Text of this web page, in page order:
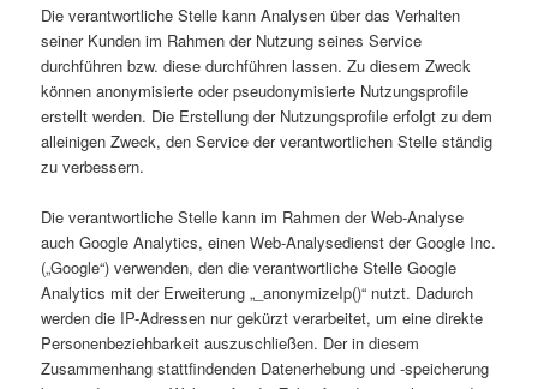
Die verantwortliche Stelle kann Analysen über das Verhalten
seiner Kunden im Rahmen der Nutzung seines Service
durchführen bzw. diese durchführen lassen. Zu diesem Zweck
können anonymisierte oder pseudonymisierte Nutzungsprofile
erstellt werden. Die Erstellung der Nutzungsprofile erfolgt zu dem
alleinigen Zweck, den Service der verantwortlichen Stelle ständig
zu verbessern.
Die verantwortliche Stelle kann im Rahmen der Web-Analyse
auch Google Analytics, einen Web-Analysedienst der Google Inc.
(„Google“) verwenden, den die verantwortliche Stelle Google
Analytics mit der Erweiterung „_anonymizeIp()“ nutzt. Dadurch
werden die IP-Adressen nur gekürzt verarbeitet, um eine direkte
Personenbeziehbarkeit auszuschließen. Der in diesem
Zusammenhang stattfindenden Datenerhebung und -speicherung